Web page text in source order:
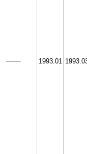
1993.01